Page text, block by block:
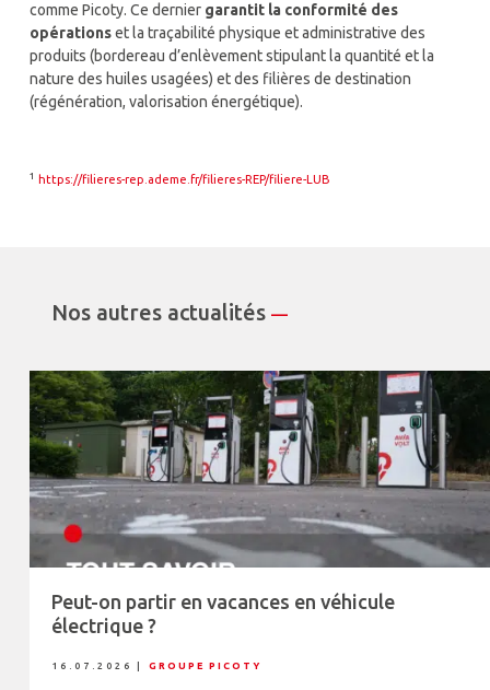
comme Picoty. Ce dernier garantit la conformité des
opérationset la traçabilité physique et administrative des
produits (bordereau d’enlèvement stipulant la quantité et la
nature des huiles usagées) et des filières de destination
(régénération, valorisation énergétique).
¹https://filieres-rep.ademe.fr/filieres-REP/filiere-LUB
Nos autres actualités—
Peut-on partir en vacances en véhicule
électrique ?
16.07.2026 GROUPE PICOTY